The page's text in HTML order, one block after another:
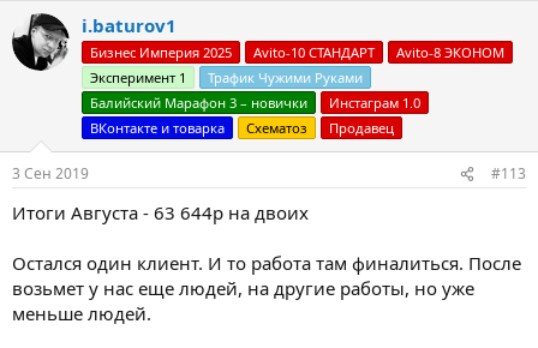
и
i.baturov1
Бизнес Империя 2025 Avito-10 СТАНДАРТ
Avito-8 ЭКОНОМ
Эксперимент 1
Трафик Чужими Руками
Балийский Марафон 3 – новички
Инстаграм 1.0
ВКонтакте и товарка
Схематоз Продавец
3 Сен 2019 #113
Итоги Августа - 63 644р на двоих
Остался один клиент. И то работа там финалиться. После
возьмет у нас еще людей, на другие работы, но уже
меньше людей.